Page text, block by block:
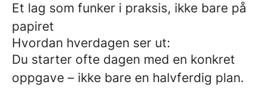
Et lag som funker i praksis, ikke bare på
papiret
Hvordan hverdagen ser ut:
Du starter ofte dagen med en konkret
oppgave – ikke bare en halvferdig plan.